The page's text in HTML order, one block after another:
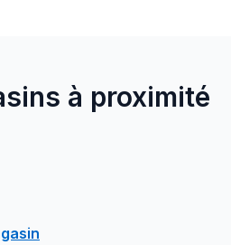
à proximité